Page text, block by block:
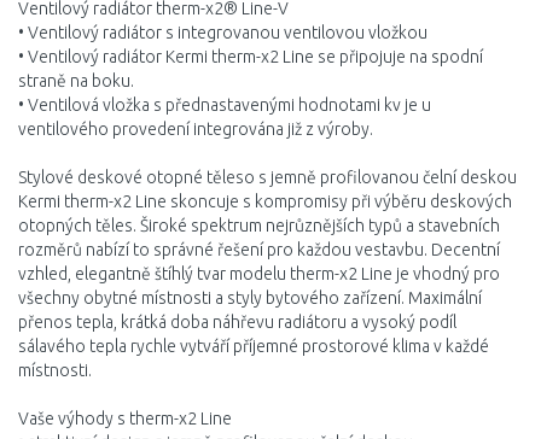
Ventilový radiátor therm-x2® Line-V
• Ventilový radiátor s integrovanou ventilovou vložkou
• Ventilový radiátor Kermi therm-x2 Line se připojuje na spodní
straně na boku.
• Ventilová vložka s přednastavenými hodnotami kv je u
ventilového provedení integrována již z výroby.
Stylové deskové otopné těleso s jemně profilovanou čelní deskou
Kermi therm-x2 Line skoncuje s kompromisy při výběru deskových
otopných těles. Široké spektrum nejrůznějších typů a stavebních
rozměrů nabízí to správné řešení pro každou vestavbu. Decentní
vzhled, elegantně štíhlý tvar modelu therm-x2 Line je vhodný pro
všechny obytné místnosti a styly bytového zařízení. Maximální
přenos tepla, krátká doba náhřevu radiátoru a vysoký podíl
sálavého tepla rychle vytváří příjemné prostorové klima v každé
místnosti.
Vaše výhody s therm-x2 Line